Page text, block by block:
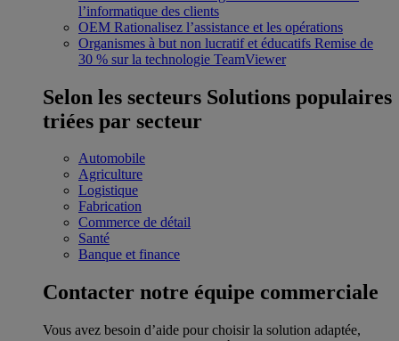
l’informatique des clients
OEM Rationalisez l’assistance et les opérations
Organismes à but non lucratif et éducatifs Remise de
30 % sur la technologie TeamViewer
Selon les secteurs Solutions populaires
triées par secteur
Automobile
Agriculture
Logistique
Fabrication
Commerce de détail
Santé
Banque et finance
Contacter notre équipe commerciale
Vous avez besoin d’aide pour choisir la solution adaptée,